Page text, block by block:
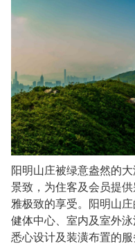
阳明山庄被绿意盎然的
景致，为住客及会员提
雅极致的享受。阳明山
健体中心、室内及室外
悉心设计及装潢布置的